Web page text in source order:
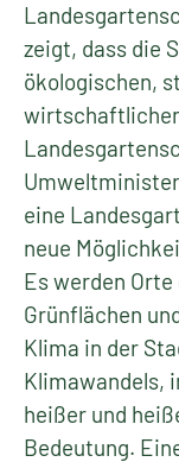
zeigt, dass die
ökologischen,
eine
neue
Es werden
Grünflächen
Klima in der
Klimawandels,
heißer und
Bedeutung.